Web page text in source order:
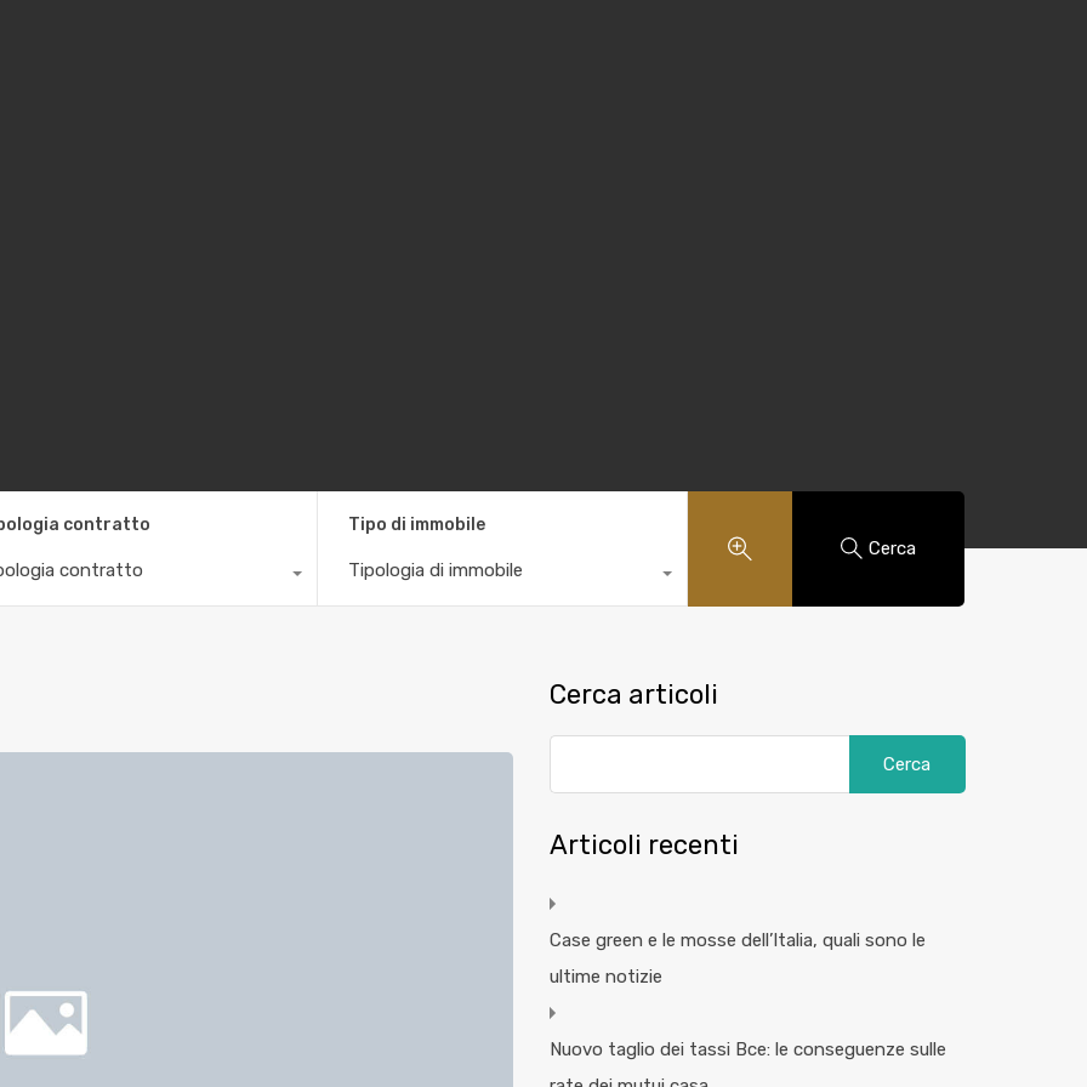
contratto
contratto
Tipo di immobile
Tipologia di immobile
Cerca
Cerca articoli
Articoli recenti
Case green e le mosse dell’Italia, quali sono le
ultime notizie
Nuovo taglio dei tassi Bce: le conseguenze sulle